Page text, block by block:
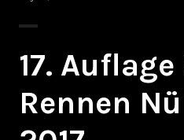
17.
Rennen